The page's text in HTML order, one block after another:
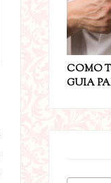
COMO
GUIA